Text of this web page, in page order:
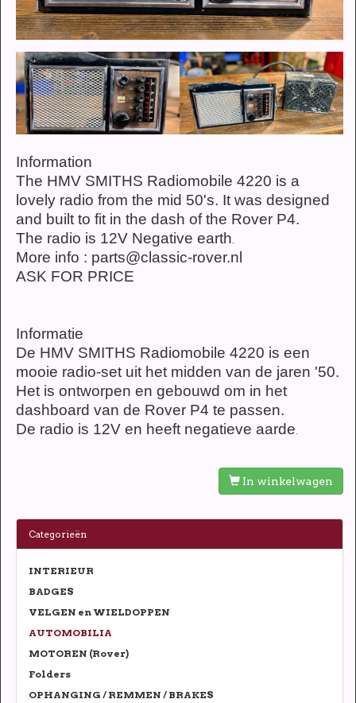
Information
The HMV SMITHS Radiomobile 4220 is a
lovely radio from the mid 50's. It was designed
and built to fit in the dash of the Rover P4.
The radio is 12V Negative earth.
More info : parts@classic-rover.nl
ASK FOR PRICE
Informatie
De HMV SMITHS Radiomobile 4220 is een
mooie radio-set uit het midden van de jaren '50.
Het is ontworpen en gebouwd om in het
dashboard van de Rover P4 te passen.
De radio is 12V en heeft negatieve aarde.
In winkelwagen
Categorieën
INTERIEUR
BADGES
VELGEN en WIELDOPPEN
AUTOMOBILIA
MOTOREN (Rover)
Folders
OPHANGING / REMMEN / BRAKES